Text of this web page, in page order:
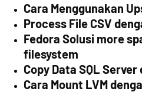
Cara Menggunakan
Process File CSV
Fedora Solusi more
filesystem
Copy Data SQL
Cara Mount LVM